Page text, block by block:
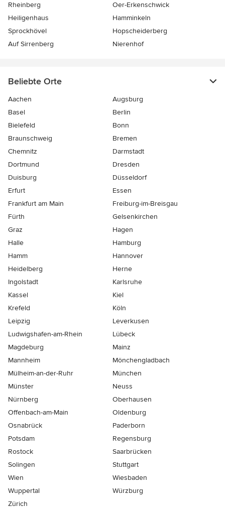
Rheinberg
Oer-Erkenschwick
Heiligenhaus
Hamminkeln
Sprockhövel
Hopscheiderberg
Auf Sirrenberg
Nierenhof
Beliebte Orte
Aachen
Augsburg
Basel
Berlin
Bielefeld
Bonn
Braunschweig
Bremen
Chemnitz
Darmstadt
Dortmund
Dresden
Duisburg
Düsseldorf
Erfurt
Essen
Frankfurt am Main
Freiburg-im-Breisgau
Fürth
Gelsenkirchen
Graz
Hagen
Halle
Hamburg
Hamm
Hannover
Heidelberg
Herne
Ingolstadt
Karlsruhe
Kassel
Kiel
Krefeld
Köln
Leipzig
Leverkusen
Ludwigshafen-am-Rhein
Lübeck
Magdeburg
Mainz
Mannheim
Mönchen­gladbach
Mülheim-an-der-Ruhr
München
Münster
Neuss
Nürnberg
Oberhausen
Offenbach-am-Main
Oldenburg
Osnabrück
Paderborn
Potsdam
Regensburg
Rostock
Saarbrücken
Solingen
Stuttgart
Wien
Wiesbaden
Wuppertal
Würzburg
Zürich